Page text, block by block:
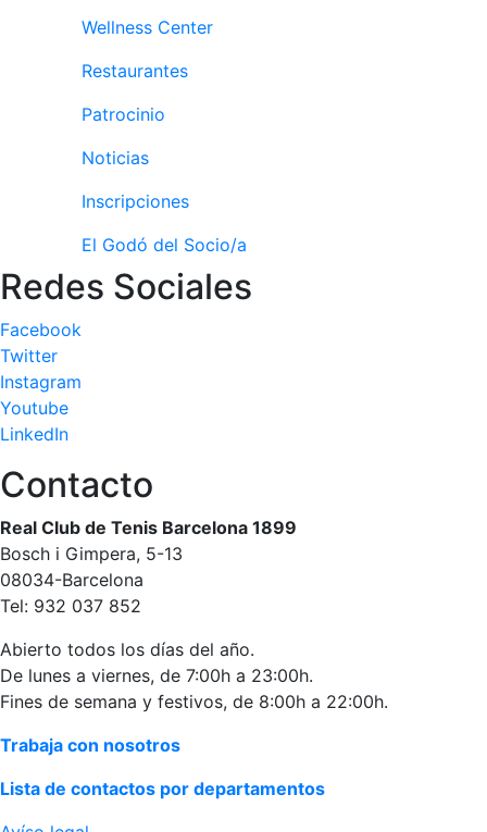
Juego
Honor
Histórico del
Social
Fotos
Normativa
Pádel
Pádel
Social de Pádel
Cuadro
Histórico del
Campeonato
Social
Otros deportes
Socials
Wellness Center
Restaurantes
Patrocinio
Noticias
Inscripciones
El Godó del Socio/a
Redes Sociales
Facebook
Twitter
Instagram
Youtube
LinkedIn
Contacto
Real Club de Tenis Barcelona 1899
Bosch i Gimpera, 5-13
08034-Barcelona
Tel: 932 037 852
Abierto todos los días del año.
De lunes a viernes, de 7:00h a 23:00h.
Fines de semana y festivos, de 8:00h a 22:00h.
Trabaja con nosotros
Lista de contactos por departamentos